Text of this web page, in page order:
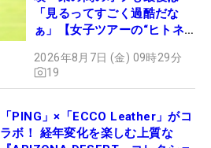
「見るってすごく過酷だな
ぁ」【女子ツアーの“ヒトネ
2026年8月7日 (金) 09時29分
19
「PING」×「ECCO Leather」がコ
ラボ！ 経年変化を楽しむ上質な